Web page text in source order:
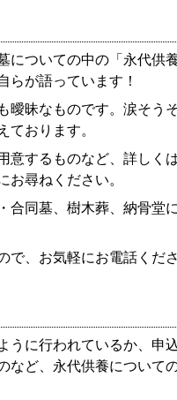
についての中の「永代供
らが語っています！
曖昧なものです。涙そう
ております。
意するものなど、詳しく
お尋ねください。
合同墓、樹木葬、納骨堂
で、お気軽にお電話くだ
うに行われているか、申
など、永代供養について